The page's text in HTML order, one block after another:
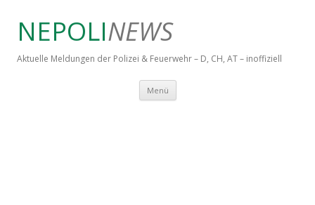
NEPOLINEWS
Aktuelle Meldungen der Polizei & Feuerwehr – D, CH, AT – inoffiziell
Menü Springe zum Inhalt